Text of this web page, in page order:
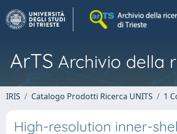
ArTS Archivio della
IRIS Catalogo Prodotti Ricerca UNITS 1
High-resolution inner-